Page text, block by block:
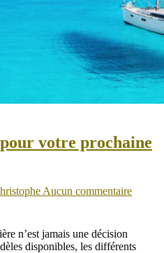
votre prochaine
Aucun commentaire
n’est jamais une décision
disponibles, les différents